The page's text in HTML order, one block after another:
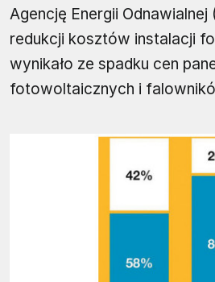
Agencję Energii Odnawialnej
redukcji kosztów instalacji
wynikało ze spadku cen
fotowoltaicznych i